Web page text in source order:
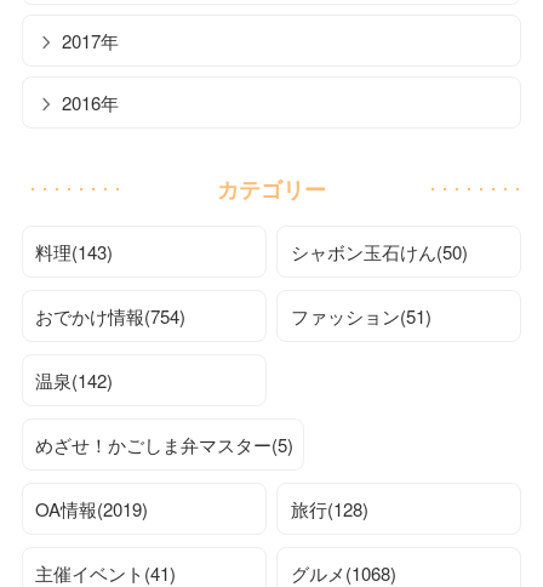
2017年
2016年
カテゴリー
料理(143) シャボン玉石けん(50)
おでかけ情報(754) ファッション(51)
温泉(142)
めざせ！かごしま弁マスター(5)
OA情報(2019) 旅行(128)
主催イベント(41) グルメ(1068)